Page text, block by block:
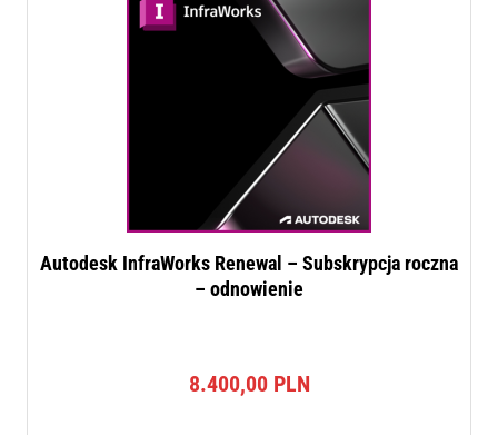
Autodesk InfraWorks Renewal – Subskrypcja roczna
– odnowienie
8.400,00 PLN